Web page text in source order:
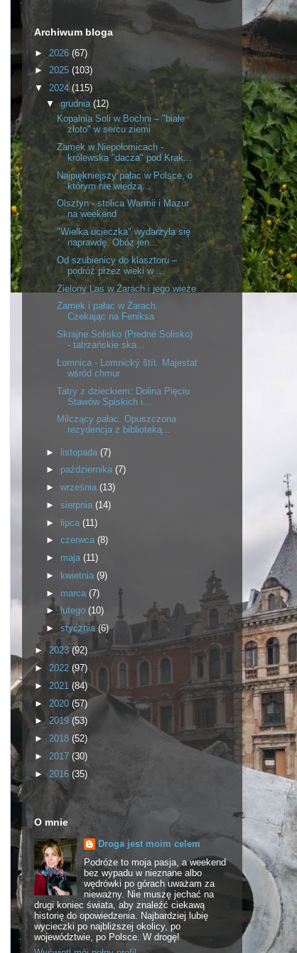
Archiwum bloga
► 2026 (67)
► 2025 (103)
▼ 2024 (115)
▼ grudnia (12)
Kopalnia Soli w Bochni – "białe
złoto" w sercu ziemi
Zamek w Niepołomicach -
królewska "dacza" pod Krak...
Najpiękniejszy pałac w Polsce, o
którym nie wiedzą...
Olsztyn - stolica Warmii i Mazur
na weekend
"Wielka ucieczka" wydarzyła się
naprawdę. Obóz jen...
Od szubienicy do klasztoru –
podróż przez wieki w ...
Zielony Las w Żarach i jego wieże
Zamek i pałac w Żarach.
Czekając na Feniksa
Skrajne Solisko (Predné Solisko)
- tatrzańskie ska...
Łomnica - Lomnický štít. Majestat
wśród chmur
Tatry z dzieckiem: Dolina Pięciu
Stawów Spiskich i...
Milczący pałac. Opuszczona
rezydencja z biblioteką...
► listopada (7)
► października (7)
► września (13)
► sierpnia (14)
► lipca (11)
► czerwca (8)
► maja (11)
►
kwietnia (9)
► marca (7)
►lutego (10)
► stycznia (6)
► 2023(92)
► 2022 (97)
► 2021 (84)
► 2020 (57)
► 2019 (53)
► 2018 (52)
► 2017 (30)
► 2016 (35)
O mnie
Droga jest moim celem
Podróże to moja pasja, a weekend
bez wypadu w nieznane albo
wędrówki po górach uważam za
nieważny. Nie muszę jechać na
drugi koniec świata, aby znaleźć ciekawą
historię do opowiedzenia. Najbardziej lubię
wycieczki po najbliższej okolicy, po
województwie, po Polsce. W drogę!